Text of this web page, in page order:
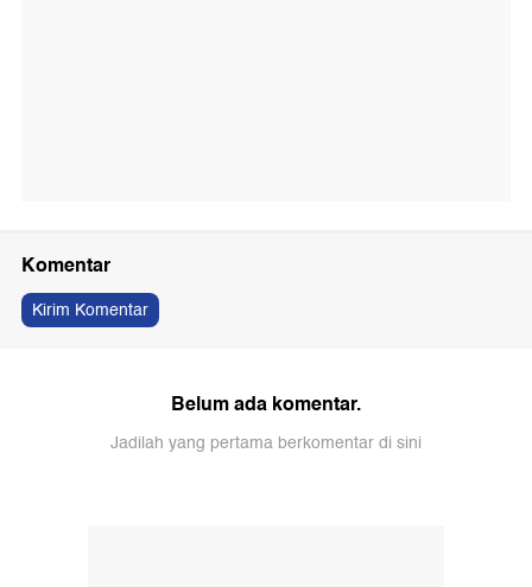
Komentar
Kirim Komentar
Belum ada komentar.
Jadilah yang pertama berkomentar di sini